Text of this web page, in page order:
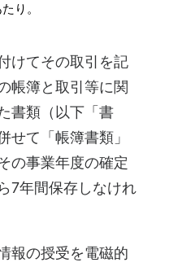
り。
けてその取引を記
帳簿と取引等に関
書類（以下「書
せて「帳簿書類」
の事業年度の確定
7年間保存しなけれ
報の授受を電磁的